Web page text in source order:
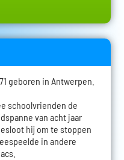
geboren in Antwerpen.
schoolvrienden de
van acht jaar
hij om te stoppen
in andere